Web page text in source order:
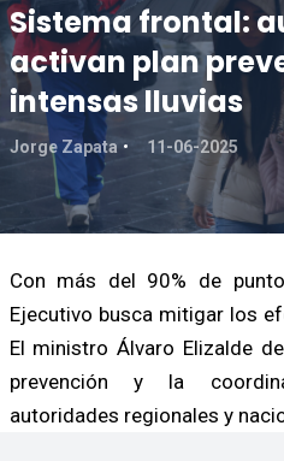
Sistema frontal:
activan plan
intensas lluvias
Jorge Zapata 11-06-2025
Con más del 90% de
Ejecutivo busca mitigar los
El ministro Álvaro Elizalde
prevención y la
autoridades regionales y